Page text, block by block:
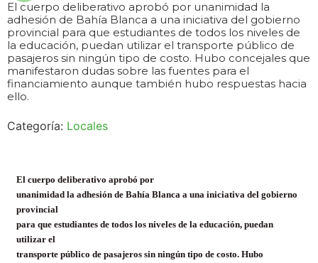
El cuerpo deliberativo aprobó por unanimidad la
adhesión de Bahía Blanca a una iniciativa del gobierno
provincial para que estudiantes de todos los niveles de
la educación, puedan utilizar el transporte público de
pasajeros sin ningún tipo de costo. Hubo concejales que
manifestaron dudas sobre las fuentes para el
financiamiento aunque también hubo respuestas hacia
ello.
Categoría: Locales
El cuerpo deliberativo aprobó por
unanimidad la adhesión de Bahía Blanca a una iniciativa del gobierno
provincial
para que estudiantes de todos los niveles de la educación, puedan
utilizar el
transporte público de pasajeros sin ningún tipo de costo. Hubo